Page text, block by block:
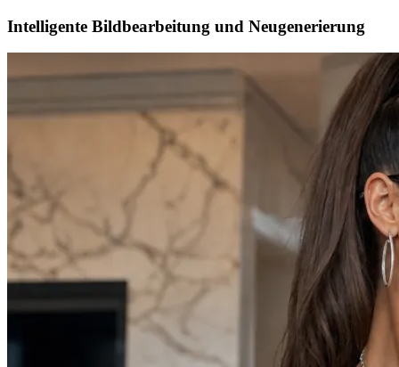
Intelligente Bildbearbeitung und Neugenerierung